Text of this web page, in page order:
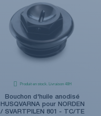
Produit en stock. Livraison 48H
Bouchon d'huile anodisé
HUSQVARNA pour NORDEN
/ SVARTPILEN 801 - TC/TE